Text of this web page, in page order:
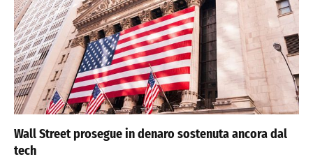
Wall Street prosegue in denaro sostenuta ancora dal
tech